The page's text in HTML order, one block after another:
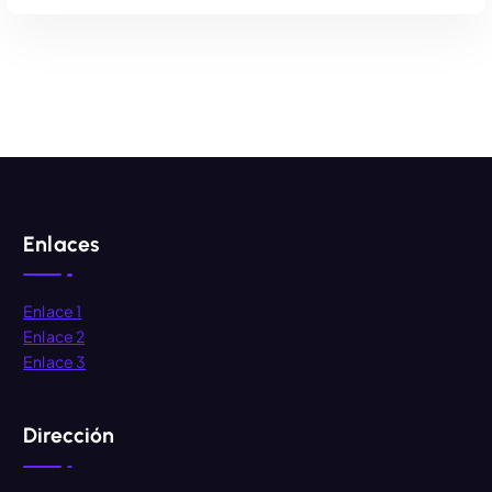
Enlaces
Enlace 1
Enlace 2
Enlace 3
Dirección